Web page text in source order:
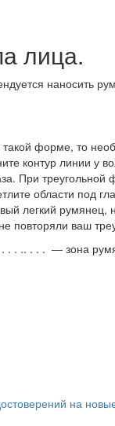
лица.
наносить
форме, то
контур линии
При
области под
легкий
повторяли ваш
. .. . . . — зона
на